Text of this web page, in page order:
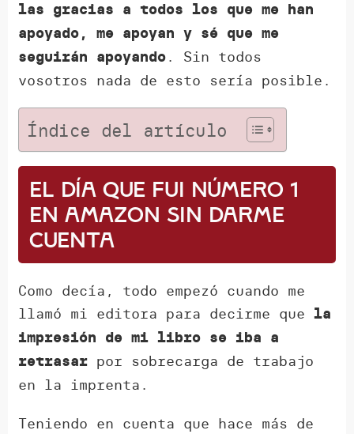
las gracias a todos los que me han
apoyado, me apoyan y sé que me
seguirán apoyando. Sin todos
vosotros nada de esto sería posible.
Índice del artículo
El día que fui número 1
en Amazon sin darme
cuenta
Como decía, todo empezó cuando me
llamó mi editora para decirme que la
impresión de mi libro se iba a
retrasar por sobrecarga de trabajo
en la imprenta.
Teniendo en cuenta que hace más de